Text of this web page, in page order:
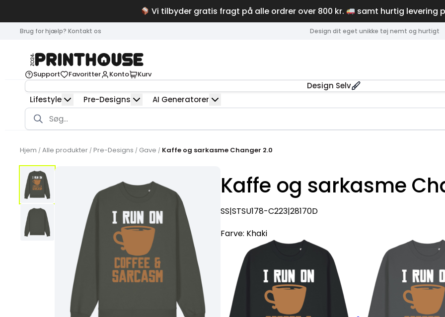
Vi tilbyder gratis fragt på alle ordrer over 800 kr. samt hurtig levering
Brug for hjælp? Kontakt os Design dit eget unikke tøj nemt og hurtigt
Support Favoritter Konto Kurv
Design Selv
Lifestyle
Pre-Designs AI Generatorer
Products
search
Hjem / Alle produkter / Pre-Designs / Gave / Kaffe og sarkasme Changer 2.0
Kaffe og sarkasme
SS|STSU178-C223|28170D
Farve: Khaki